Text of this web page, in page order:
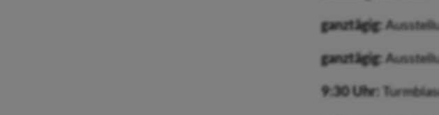
ganztägig:
ganztägig:
9:30 Uhr: